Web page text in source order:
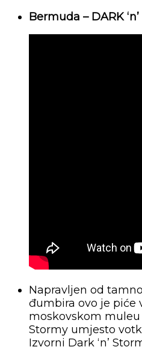
Bermuda – DARK
Napravljen od
đumbira ovo je piće
moskovskom muleu
Stormy umjesto
Izvorni Dark ‘n’